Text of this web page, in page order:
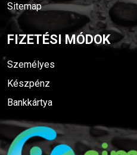
Sitemap
FIZETÉSI MÓDOK
Személyes
Készpénz
Bankkártya